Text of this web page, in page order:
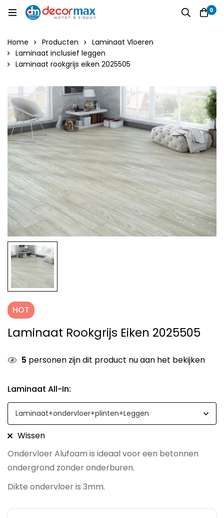
0
Home Producten
Laminaat Vloeren
Laminaat inclusief leggen
Laminaat rookgrijs eiken 2025505
HOT
Laminaat Rookgrijs Eiken 2025505
5 personen zijn dit product nu aan het bekijken
Laminaat All-In:
Wissen
Ondervloer Alufoam is ideaal voor een betonnen
ondergrond zonder onderburen.
Dikte ondervloer is 3mm.